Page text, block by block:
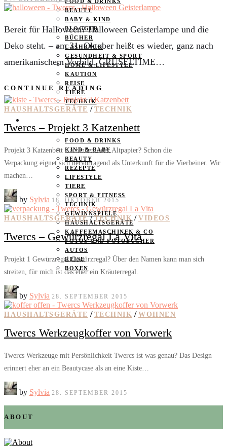
BEAUTY
BABY & KIND
BLOGGER
BÜCHER
CASHBACK
GESUNDHEIT & SPORT
HOME & LIFESTYLE
KAUTION
REISE
TIERE
TECHNIK
FOOD & DRINKS
KIND & BABY
BEAUTY
REZEPTE
LIFESTYLE
TIERE
SPORT & FITNESS
TECHNIK
GEWINNSPIELE
HAUSHALTSGERÄTE
KAFFEEMASCHINEN & CO
FOTOS UND FOTOBÜCHER
AUTOS
REISE
BOXEN
Bereit für Halloween? Halloween Geisterlampe und die
Deko steht. – am 31. Oktober heißt es wieder, ganz nach
amerikanischem Vorbild, GRUSELTIME…
CONTINUE READING
HAUSHALTSGERÄTE / TECHNIK
Twercs – Projekt 3 Katzenbett
Projekt 3 Katzenbett Katzenbett oder Altpapier? Schon die
Verpackung eignet sich hervorragend als Unterkunft für die Vierbeiner. Wir
machen…
by Sylvia 18. OKTOBER 2015
HAUSHALTSGERÄTE / TECHNIK / VIDEOS
Twercs – Gewürzregal La Vita
Projekt 1 Gewürzregal Gewürzregal? Über den Namen kann man sich
streiten, für mich ist das eher ein Kräuterregal.
by Sylvia 28. SEPTEMBER 2015
HAUSHALTSGERÄTE / TECHNIK / WOHNEN
Twercs Werkzeugkoffer von Vorwerk
Twercs Werkzeuge mit Persönlichkeit Twercs ist was genau? Das Design
erinnert eher an ein Beautycase als an eine Kiste…
by Sylvia 28. SEPTEMBER 2015
ABOUT